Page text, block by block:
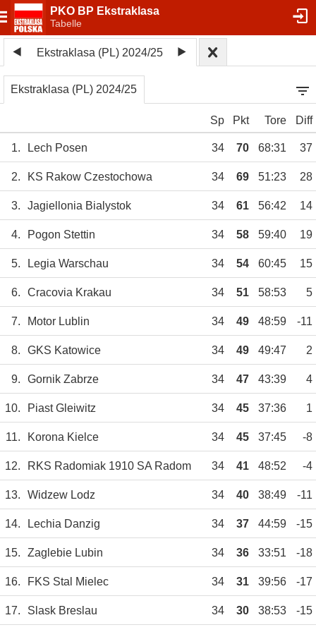
PKO BP Ekstraklasa
Tabelle
Ekstraklasa (PL) 2024/25
Ekstraklasa (PL) 2024/25
Sp Pkt Tore Diff
1. Lech Posen 34 70 68:31 37
2. KS Rakow Czestochowa 34 69 51:23 28
3. Jagiellonia Bialystok 34 61 56:42 14
4. Pogon Stettin 34 58 59:40 19
5. Legia Warschau 34 54 60:45 15
6. Cracovia Krakau 34 51 58:53 5
7. Motor Lublin 34 49 48:59 -11
8. GKS Katowice 34 49 49:47 2
9. Gornik Zabrze 34 47 43:39 4
10. Piast Gleiwitz 34 45 37:36 1
11. Korona Kielce 34 45 37:45 -8
12. RKS Radomiak 1910 SA Radom 34 41 48:52 -4
13. Widzew Lodz 34 40 38:49 -11
14. Lechia Danzig 34 37 44:59 -15
15. Zaglebie Lubin 34 36 33:51 -18
16. FKS Stal Mielec 34 31 39:56 -17
17. Slask Breslau 34 30 38:53 -15